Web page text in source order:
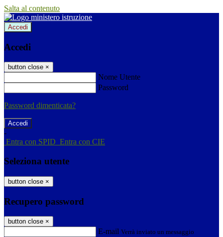
Salta al contenuto
Accedi
Accedi
button close ×
Nome Utente
Password
Password dimenticata?
-
Entra con SPID Entra con CIE
Seleziona utente
button close ×
Recupero password
button close ×
E-mail Verrà inviato un messaggio